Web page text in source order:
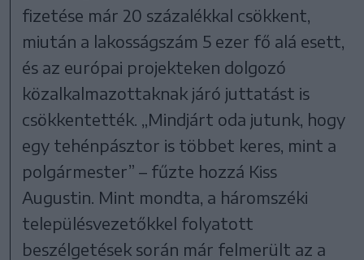
fizetése már 20 százalékkal csökkent,
miután a lakosságszám 5 ezer fő alá esett,
és az európai projekteken dolgozó
közalkalmazottaknak járó juttatást is
csökkentették. „Mindjárt oda jutunk, hogy
egy tehénpásztor is többet keres, mint a
polgármester” – fűzte hozzá Kiss
Augustin. Mint mondta, a háromszéki
településvezetőkkel folyatott
beszélgetések során már felmerült az a